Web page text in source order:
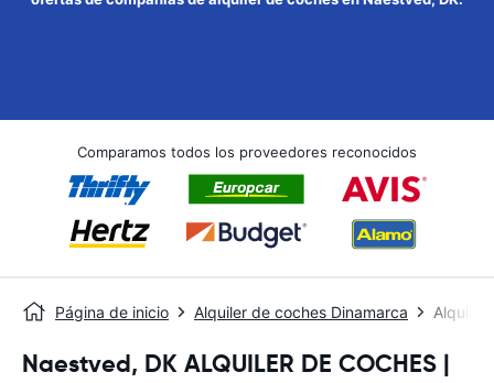
Comparamos todos los proveedores reconocidos
Página de inicio Alquiler de coches Dinamarca Alquiler
Naestved, DK ALQUILER DE COCHES |